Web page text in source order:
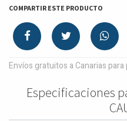
COMPARTIR ESTE PRODUCTO
Envíos gratuitos a Canarias
Especificaciones